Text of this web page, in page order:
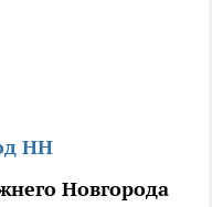
НН
Новгорода